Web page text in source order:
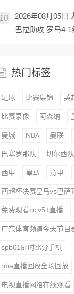
10
2026年08月05日
巴拉助攻 罗马4-
热门标签
足球 比赛集锦 英
比赛录像 阿森纳
曼城 NBA 曼联
巴塞罗那队 切尔西队
西甲 皇马 意甲
西超杯决赛皇马vs巴萨
免费观看cctv5+直播
广东体育频道今天节目
spb01即时比分手机
nba直播回放全场回放
电视直播网络在线观看